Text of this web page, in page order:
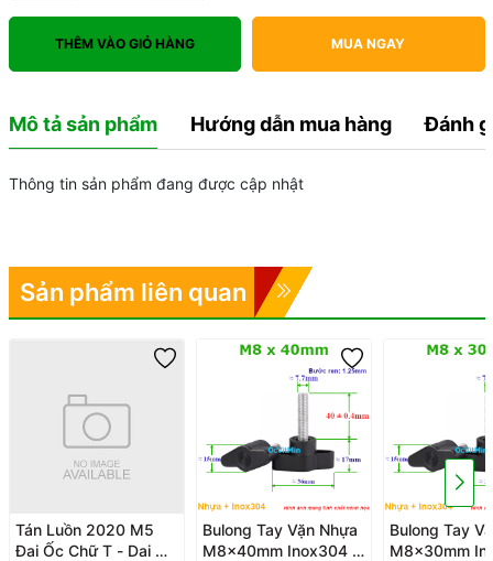
THÊM VÀO GIỎ HÀNG MUA NGAY
Mô tả sản phẩm Hướng dẫn mua hàng Đánh
Thông tin sản phẩm đang được cập nhật
Sản phẩm liên quan
Tán Luồn 2020 M5
Đai Ốc Chữ T - Dai Oc
Bulong Tay Vặn Nhựa
M8x40mm Inox304 -
Bulong Tay
M8x30mm